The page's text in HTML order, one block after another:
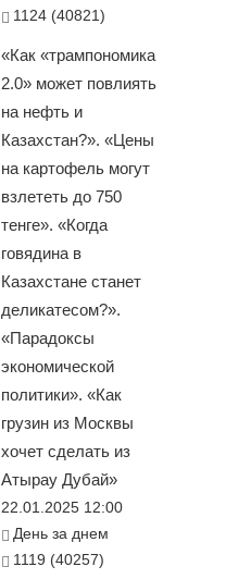
1124 (40821)
«Как «трампономика
2.0» может повлиять
на нефть и
Казахстан?». «Цены
на картофель могут
взлететь до 750
тенге». «Когда
говядина в
Казахстане станет
деликатесом?».
«Парадоксы
экономической
политики». «Как
грузин из Москвы
хочет сделать из
Атырау Дубай»
22.01.2025 12:00
День за днем
1119 (40257)